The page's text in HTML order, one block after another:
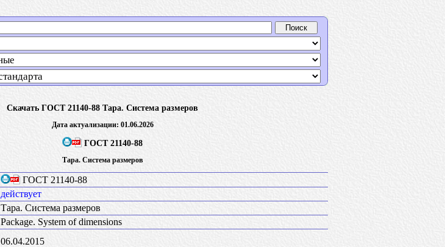
Скачать ГОСТ 21140-88 Тара. Система размеров
Дата актуализации: 01.06.2026
ГОСТ 21140-88
Тара. Система размеров
ГОСТ 21140-88
действует
Тара. Система размеров
Package. System of dimensions
06.04.2015